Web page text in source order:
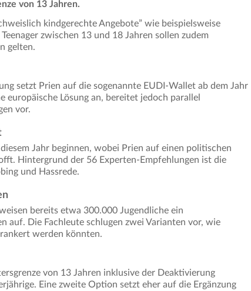
von 13 Jahren.
kindgerechte Angebote” wie beispielsweise
zwischen 13 und 18 Jahren sollen zudem
gelten.
setzt Prien auf die sogenannte EUDI-Wallet ab dem Jahr
Lösung an, bereitet jedoch parallel
vor.
Jahr beginnen, wobei Prien auf einen politischen
Hintergrund der 56 Experten-Empfehlungen ist die
und Hassrede.
bereits etwa 300.000 Jugendliche ein
auf. Die Fachleute schlugen zwei Varianten vor, wie
werden könnten.
von 13 Jahren inklusive der Deaktivierung
Eine zweite Option setzt eher auf die Ergänzung